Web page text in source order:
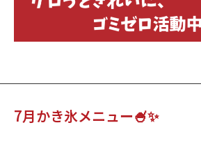
7月かき氷メニュー🍧✨